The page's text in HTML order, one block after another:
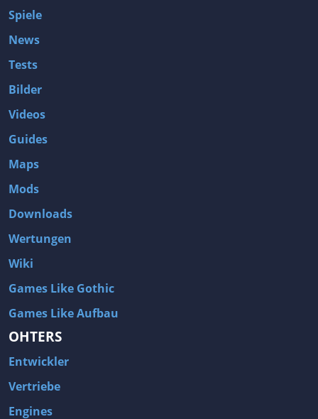
Spiele
News
Tests
Bilder
Videos
Guides
Maps
Mods
Downloads
Wertungen
Wiki
Games Like Gothic
Games Like Aufbau
OHTERS
Entwickler
Vertriebe
Engines